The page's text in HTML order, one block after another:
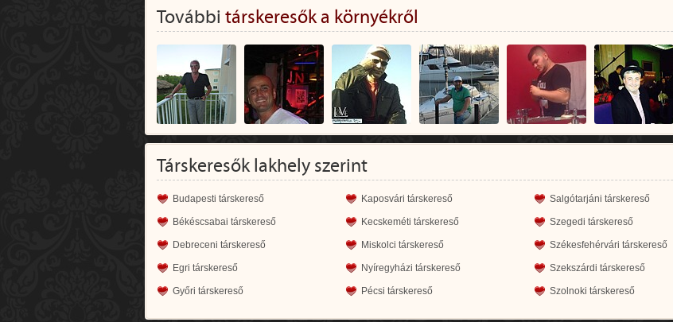
További társkeresők a környékről
Társkeresők lakhely szerint
Budapesti társkereső Kaposvári társkereső Salgótarjáni társkereső
Békéscsabai társkereső Kecskeméti társkereső Szegedi társkereső
Debreceni társkereső Miskolci társkereső Székesfehérvári társkereső
Egri társkereső Nyíregyházi társkereső Szekszárdi társkereső
Győri társkereső Pécsi társkereső Szolnoki társkereső